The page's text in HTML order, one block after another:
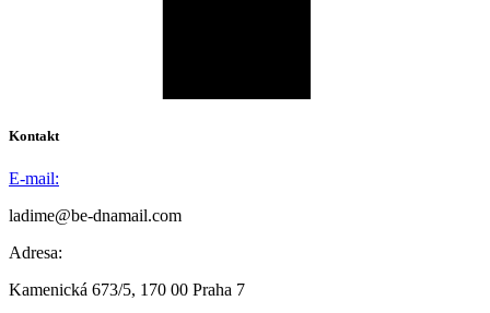
Kontakt
E-mail:
ladime@be-dnamail.com
Adresa:
Kamenická 673/5, 170 00 Praha 7